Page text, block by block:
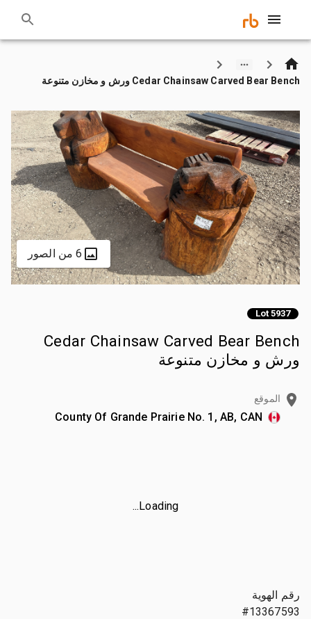
Cedar Chainsaw Carved Bear Bench ورش و مخازن متنوعة
6 من الصور
Lot 5937
Cedar Chainsaw Carved Bear Bench
ورش و مخازن متنوعة
الموقع
County Of Grande Prairie No. 1, AB, CAN
Loading...
رقم الهوية
#13367593